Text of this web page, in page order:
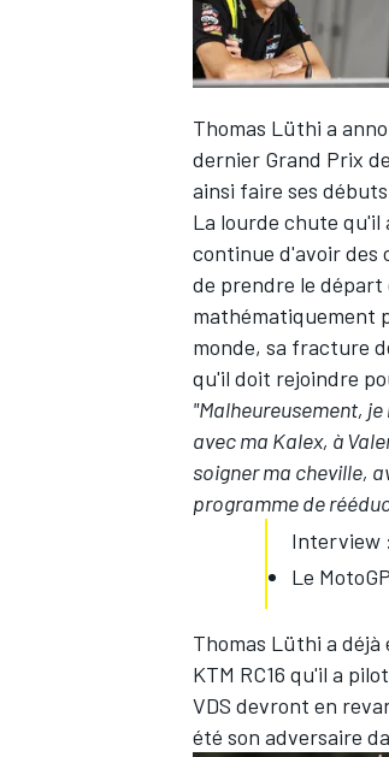
Thomas Lüthi a
dernier Grand Prix
ainsi faire ses
La lourde chute qu'il
continue d'avoir des
de prendre le départ
mathématiquement
monde, sa fracture
qu'il doit rejoindre
"Malheureusement,
avec ma Kalex, à
soigner ma cheville,
programme de
Interview :
Le
Thomas Lüthi a déjà
KTM RC16 qu'il a
VDS devront en
été son adversaire